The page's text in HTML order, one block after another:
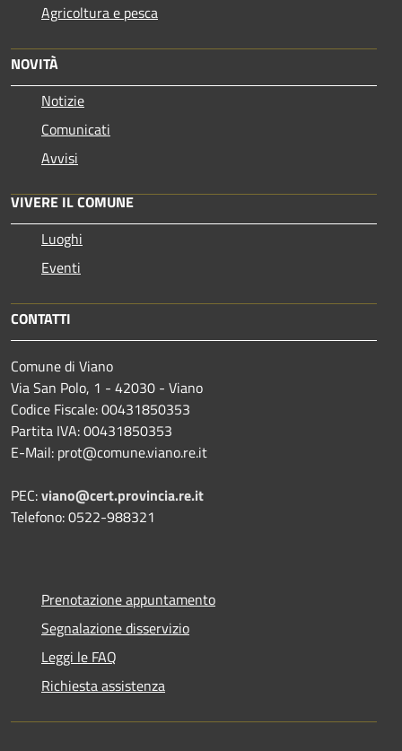
Agricoltura e pesca
NOVITÀ
Notizie
Comunicati
Avvisi
VIVERE IL COMUNE
Luoghi
Eventi
CONTATTI
Comune di Viano
Via San Polo, 1 - 42030 - Viano
Codice Fiscale: 00431850353
Partita IVA: 00431850353
E-Mail: prot@comune.viano.re.it
PEC:viano@cert.provincia.re.it
Telefono: 0522-988321
Prenotazione appuntamento
Segnalazione disservizio
Leggi le FAQ
Richiesta assistenza